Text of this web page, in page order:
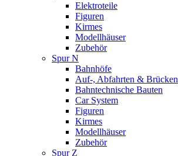
Elektroteile
Figuren
Kirmes
Modellhäuser
Zubehör
Spur N
Bahnhöfe
Auf-, Abfahrten & Brücken
Bahntechnische Bauten
Car System
Figuren
Kirmes
Modellhäuser
Zubehör
Spur Z